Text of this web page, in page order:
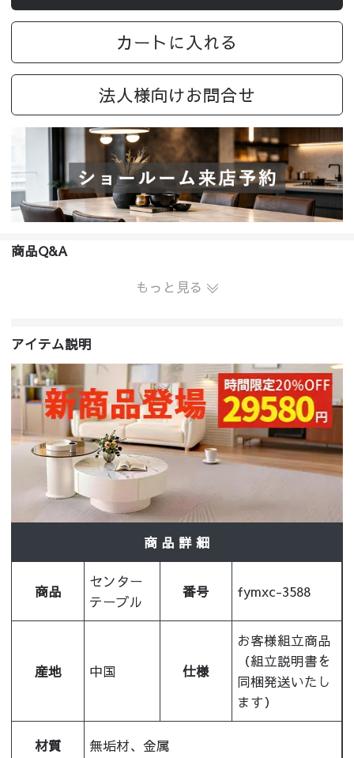
カートに入れる
法人様向けお問合せ
商品Q&A
もっと見る
アイテム説明
商 品 詳 細
商品
センター
テーブル
番号 fymxc-3588
産地 中国 仕様
お客様組立商品
（組立説明書を
同梱発送いたし
ます）
材質 無垢材、金属